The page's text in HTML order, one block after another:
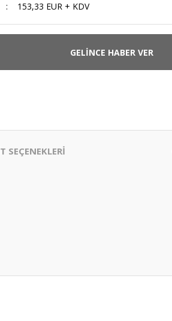
153,33 EUR + KDV
GELİNCE HABER VER
SEÇENEKLERİ